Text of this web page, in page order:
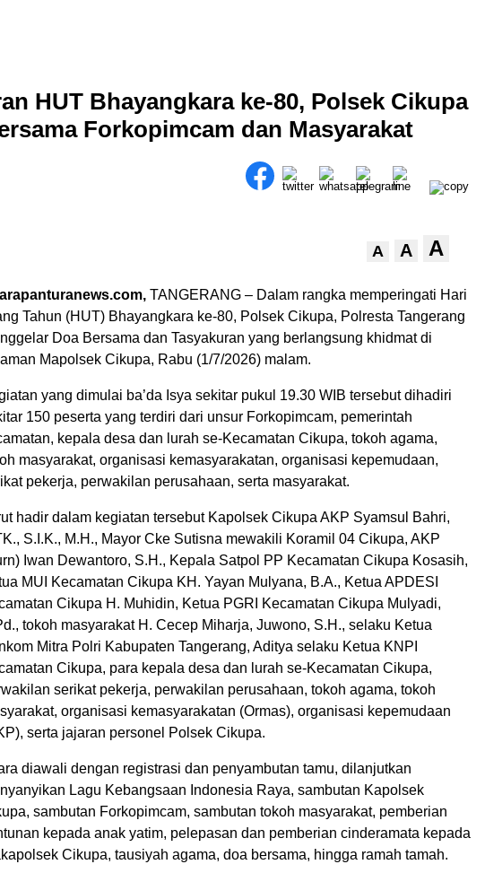
HUT Bhayangkara ke-80, Polsek Cikupa
Forkopimcam dan Masyarakat
A A A
TANGERANG – Dalam rangka memperingati Hari
Tahun (HUT) Bhayangkara ke-80, Polsek Cikupa, Polresta Tangerang
Doa Bersama dan Tasyakuran yang berlangsung khidmat di
Mapolsek Cikupa, Rabu (1/7/2026) malam.
yang dimulai ba’da Isya sekitar pukul 19.30 WIB tersebut dihadiri
150 peserta yang terdiri dari unsur Forkopimcam, pemerintah
kepala desa dan lurah se-Kecamatan Cikupa, tokoh agama,
masyarakat, organisasi kemasyarakatan, organisasi kepemudaan,
pekerja, perwakilan perusahaan, serta masyarakat.
hadir dalam kegiatan tersebut Kapolsek Cikupa AKP Syamsul Bahri,
S.I.K., M.H., Mayor Cke Sutisna mewakili Koramil 04 Cikupa, AKP
Iwan Dewantoro, S.H., Kepala Satpol PP Kecamatan Cikupa Kosasih,
MUI Kecamatan Cikupa KH. Yayan Mulyana, B.A., Ketua APDESI
Cikupa H. Muhidin, Ketua PGRI Kecamatan Cikupa Mulyadi,
tokoh masyarakat H. Cecep Miharja, Juwono, S.H., selaku Ketua
Mitra Polri Kabupaten Tangerang, Aditya selaku Ketua KNPI
Cikupa, para kepala desa dan lurah se-Kecamatan Cikupa,
serikat pekerja, perwakilan perusahaan, tokoh agama, tokoh
organisasi kemasyarakatan (Ormas), organisasi kepemudaan
serta jajaran personel Polsek Cikupa.
diawali dengan registrasi dan penyambutan tamu, dilanjutkan
Lagu Kebangsaan Indonesia Raya, sambutan Kapolsek
sambutan Forkopimcam, sambutan tokoh masyarakat, pemberian
kepada anak yatim, pelepasan dan pemberian cinderamata kepada
Cikupa, tausiyah agama, doa bersama, hingga ramah tamah.